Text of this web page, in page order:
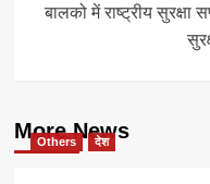
बालको में राष्ट्रीय सुरक्षा
More News
Others देश